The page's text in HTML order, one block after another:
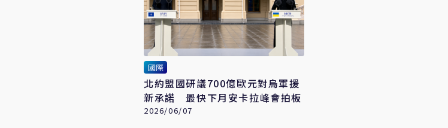
國際
北約盟國研議700億歐元對烏軍援
新承諾 最快下月安卡拉峰會拍板
2026/06/07